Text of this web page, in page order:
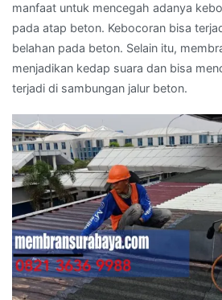
manfaat untuk mencegah adanya
pada atap beton. Kebocoran bisa
belahan pada beton. Selain itu,
menjadikan kedap suara dan bisa
terjadi di sambungan jalur beton.